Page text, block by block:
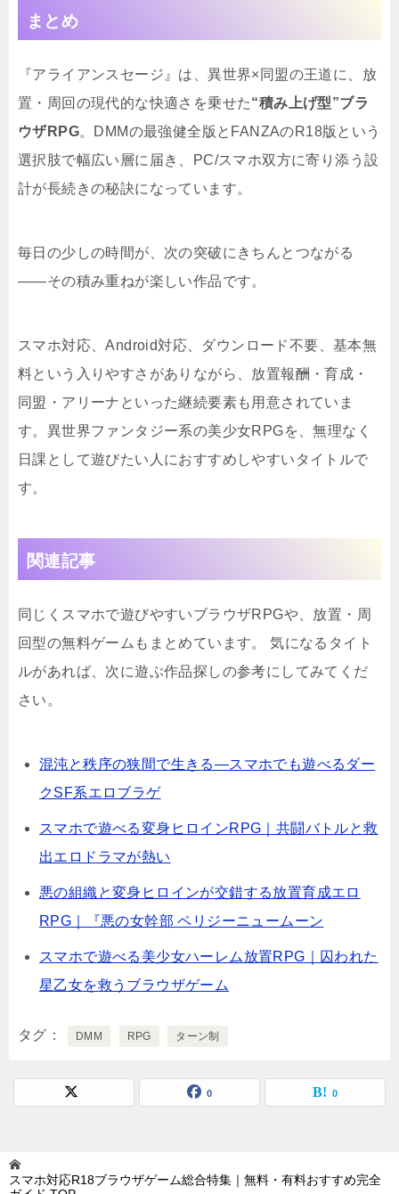
まとめ
『アライアンスセージ』は、異世界×同盟の王道に、放
置・周回の現代的な快適さを乗せた“積み上げ型”ブラ
ウザRPG。DMMの最強健全版とFANZAのR18版という
選択肢で幅広い層に届き、PC/スマホ双方に寄り添う設
計が長続きの秘訣になっています。
毎日の少しの時間が、次の突破にきちんとつながる
――その積み重ねが楽しい作品です。
スマホ対応、Android対応、ダウンロード不要、基本無
料という入りやすさがありながら、放置報酬・育成・
同盟・アリーナといった継続要素も用意されていま
す。異世界ファンタジー系の美少女RPGを、無理なく
日課として遊びたい人におすすめしやすいタイトルで
す。
関連記事
同じくスマホで遊びやすいブラウザRPGや、放置・周
回型の無料ゲームもまとめています。 気になるタイト
ルがあれば、次に遊ぶ作品探しの参考にしてみてくだ
さい。
混沌と秩序の狭間で生きる―スマホでも遊べるダー
クSF系エロブラゲ
スマホで遊べる変身ヒロインRPG｜共闘バトルと救
出エロドラマが熱い
悪の組織と変身ヒロインが交錯する放置育成エロ
RPG｜『悪の女幹部 ペリジーニュームーン
スマホで遊べる美少女ハーレム放置RPG｜囚われた
星乙女を救うブラウザゲーム
タグ DMM RPG ターン制
0 0
スマホ対応R18ブラウザゲーム総合特集｜無料・有料おすすめ完全